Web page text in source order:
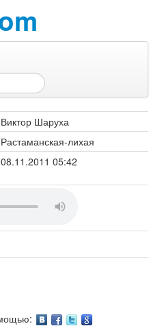
Виктор Шаруха
Растаманская-лихая
08.11.2011 05:42